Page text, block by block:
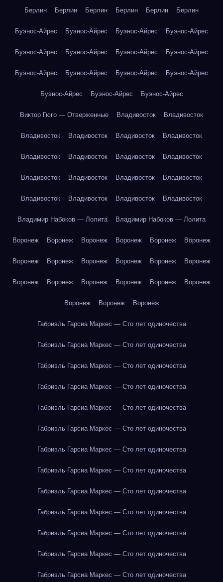
Берлин Берлин Берлин Берлин Берлин Берлин
Буэнос-Айрес Буэнос-Айрес Буэнос-Айрес Буэнос-Айрес
Буэнос-Айрес Буэнос-Айрес Буэнос-Айрес Буэнос-Айрес
Буэнос-Айрес Буэнос-Айрес Буэнос-Айрес Буэнос-Айрес
Буэнос-Айрес Буэнос-Айрес Буэнос-Айрес
Виктор Гюго — Отверженные Владивосток Владивосток
Владивосток Владивосток Владивосток Владивосток
Владивосток Владивосток Владивосток Владивосток
Владивосток Владивосток Владивосток Владивосток
Владивосток Владивосток Владивосток Владивосток
Владимир Набоков — Лолита Владимир Набоков — Лолита
Воронеж Воронеж Воронеж Воронеж Воронеж Воронеж
Воронеж Воронеж Воронеж Воронеж Воронеж Воронеж
Воронеж Воронеж Воронеж Воронеж Воронеж Воронеж
Воронеж Воронеж Воронеж
Габриэль Гарсиа Маркес — Сто лет одиночества
Габриэль Гарсиа Маркес — Сто лет одиночества
Габриэль Гарсиа Маркес — Сто лет одиночества
Габриэль Гарсиа Маркес — Сто лет одиночества
Габриэль Гарсиа Маркес — Сто лет одиночества
Габриэль Гарсиа Маркес — Сто лет одиночества
Габриэль Гарсиа Маркес — Сто лет одиночества
Габриэль Гарсиа Маркес — Сто лет одиночества
Габриэль Гарсиа Маркес — Сто лет одиночества
Габриэль Гарсиа Маркес — Сто лет одиночества
Габриэль Гарсиа Маркес — Сто лет одиночества
Габриэль Гарсиа Маркес — Сто лет одиночества
Габриэль Гарсиа Маркес — Сто лет одиночества